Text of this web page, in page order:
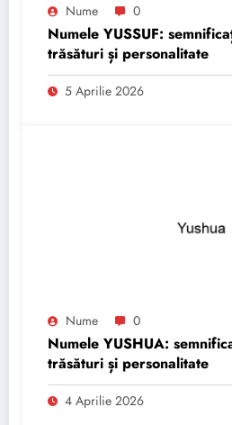
Nume 0
Numele YUSSUF:
trăsături și personalitate
5 Aprilie 2026
Nume 0
Numele YUSHUA:
trăsături și personalitate
4 Aprilie 2026